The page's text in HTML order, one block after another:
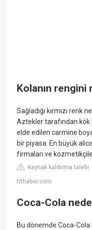
Kolanın rengini
Sağladığı kırmızı renk
Aztekler tarafından kök
elde edilen carmine
bir piyasa. En büyük
firmaları ve
Kaynak kaldırma talebi
trthaber.com
Coca-Cola
Bu dönemde Coca-Cola